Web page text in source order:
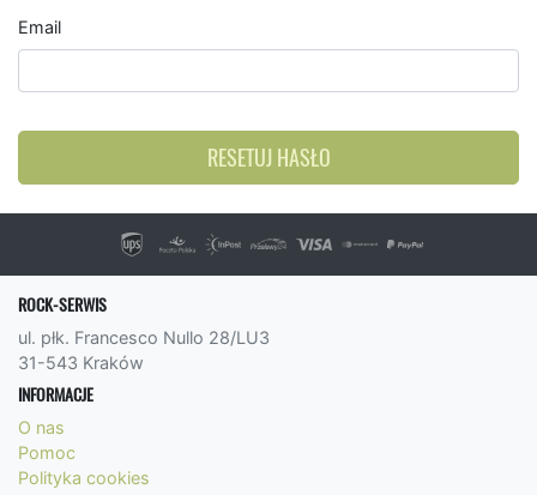
Email
RESETUJ HASŁO
ROCK-SERWIS
ul. płk. Francesco Nullo 28/LU3
31-543 Kraków
INFORMACJE
O nas
Pomoc
Polityka cookies